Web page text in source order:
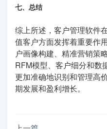
七、总结
综上所述，客户管理软件
值客户方面发挥着重要作
户画像构建、精准营销策
RFM模型、客户细分和数
更加准确地识别和管理高
期发展和盈利增长。